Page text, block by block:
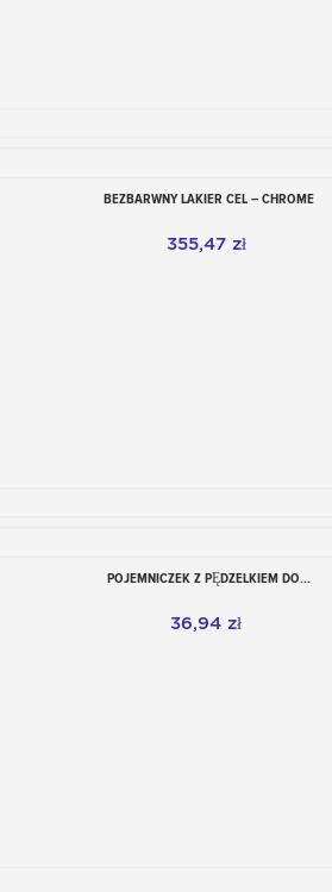
Dodaj do koszyka
BEZBARWNY LAKIER CEL – CHROME
355,47 zł
Dodaj do koszyka
POJEMNICZEK Z PĘDZELKIEM DO...
36,94 zł